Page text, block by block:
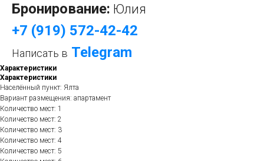
Бронирование: Юлия
+7 (919) 572-42-42
Написать в Telegram
Характеристики
Характеристики
Населённый пункт: Ялта
Вариант размещения: апартамент
Количество мест: 1
Количество мест: 2
Количество мест: 3
Количество мест: 4
Количество мест: 5